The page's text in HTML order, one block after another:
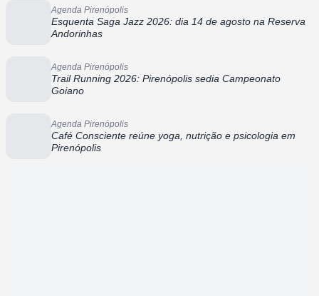
Agenda Pirenópolis
Esquenta Saga Jazz 2026: dia 14 de agosto na Reserva
Andorinhas
Agenda Pirenópolis
Trail Running 2026: Pirenópolis sedia Campeonato
Goiano
Agenda Pirenópolis
Café Consciente reúne yoga, nutrição e psicologia em
Pirenópolis